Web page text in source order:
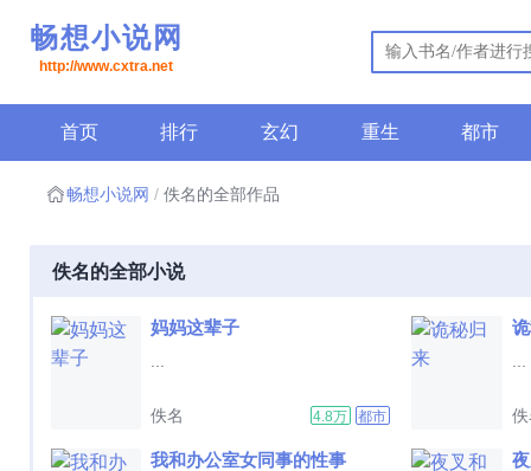
畅想小说网
http://www.cxtra.net
首页 排行 玄幻 重生 都市
畅想小说网 佚名的全部作品
佚名的全部小说
妈妈这辈子
佚名 4.8万 都市
我和办公室女同事的性事